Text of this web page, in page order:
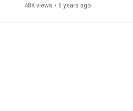
48K views • 6 years ago